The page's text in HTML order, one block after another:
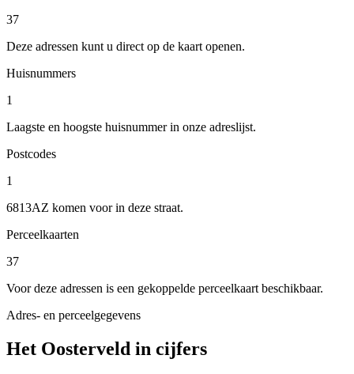
37
Deze adressen kunt u direct op de kaart openen.
Huisnummers
1
Laagste en hoogste huisnummer in onze adreslijst.
Postcodes
1
6813AZ komen voor in deze straat.
Perceelkaarten
37
Voor deze adressen is een gekoppelde perceelkaart beschikbaar.
Adres- en perceelgegevens
Het Oosterveld in cijfers